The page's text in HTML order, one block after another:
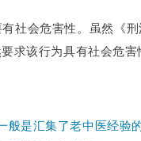
社会危害性。虽然《
求该行为具有社会危
般是汇集了老中医经